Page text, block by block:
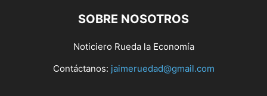
SOBRE NOSOTROS
Noticiero Rueda la Economía
Contáctanos: jaimeruedad@gmail.com